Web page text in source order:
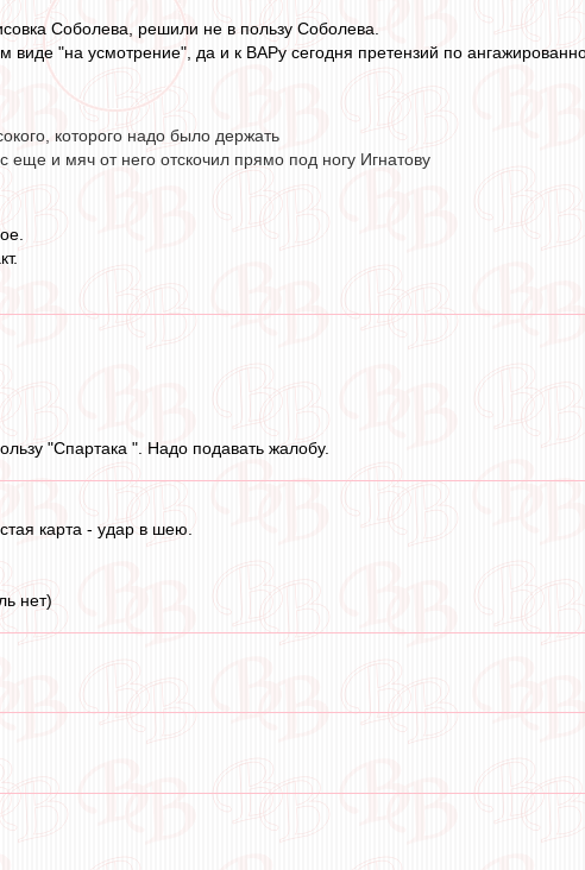
Соболева, решили не в пользу Соболева.
"на усмотрение", да и к ВАРу сегодня претензий по
которого надо было держать
еще и мяч от него отскочил прямо под ногу Игнатову
"Спартака ". Надо подавать жалобу.
карта - удар в шею.
нет)